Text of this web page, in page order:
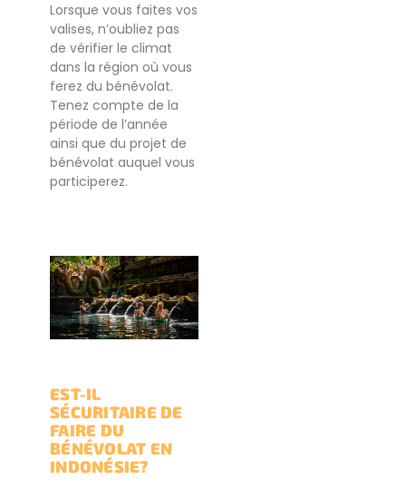
Lorsque vous faites vos
valises, n’oubliez pas
de vérifier le climat
dans la région où vous
ferez du bénévolat.
Tenez compte de la
période de l’année
ainsi que du projet de
bénévolat auquel vous
participerez.
EST-IL
SÉCURITAIRE DE
FAIRE DU
BÉNÉVOLAT EN
INDONÉSIE?